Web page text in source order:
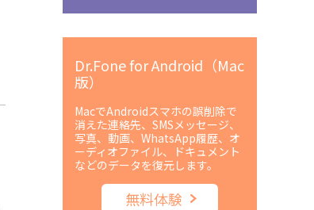
Dr.Fone for Android（Mac
版）
MacでAndroidスマホの誤削除で
消えた連絡先、SMSメッセージ、
写真、動画、WhatsApp履歴、オ
ーディオファイル、ドキュメント
などのデータを復元します。
無料体験